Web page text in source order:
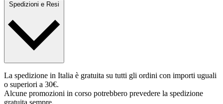
Spedizioni e Resi
La spedizione in Italia è gratuita su tutti gli ordini con importi uguali
o superiori a 30€.
Alcune promozioni in corso potrebbero prevedere la spedizione